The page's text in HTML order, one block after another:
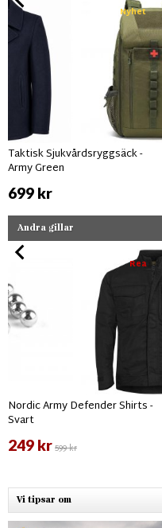
Nyhet
Taktisk Sjukvårdsryggsäck -
Army Green
699 kr
Andra gillar
Rea
Nordic Army Defender Shirts -
Svart
249 kr599 kr
Vi tipsar om